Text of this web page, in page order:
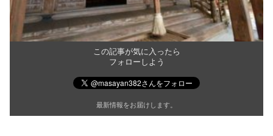
この記事が気に入ったら
フォローしよう
最新情報をお届けします。